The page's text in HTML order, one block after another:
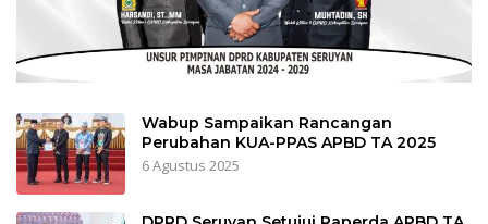
Wabup Sampaikan Rancangan
Perubahan KUA-PPAS APBD TA 2025
6 Agustus 2025